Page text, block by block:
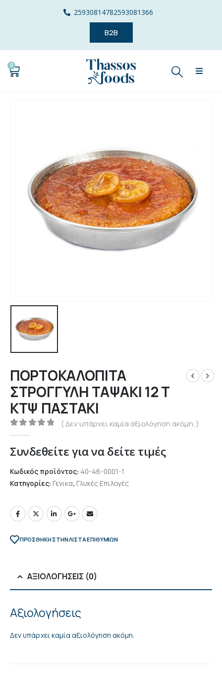
25930814782593081366
B2B
0
ΠΟΡΤΟΚΑΛΟΠΙΤΑ
ΣΤΡΟΓΓΥΛΗ ΤΑΨΑΚΙ 12 Τ
ΚΤΨ ΠΑΣΤΑΚΙ
0out of 5
( Δεν υπάρχει καμία αξιολόγηση ακόμη. )
Συνδεθείτε για να δείτε τιμές
Κωδικός προϊόντος: 40-46-0001-1
Κατηγορίες: Γενικα, Γλυκές Επιλογές
ΠΡΌΣΘΉΚΗ ΣΤΗΝ ΛΊΣΤΑ ΕΠΙΘΥΜΙΏΝ
ΑΞΙΟΛΟΓΉΣΕΙΣ (0)
Αξιολογήσεις
Δεν υπάρχει καμία αξιολόγηση ακόμη.